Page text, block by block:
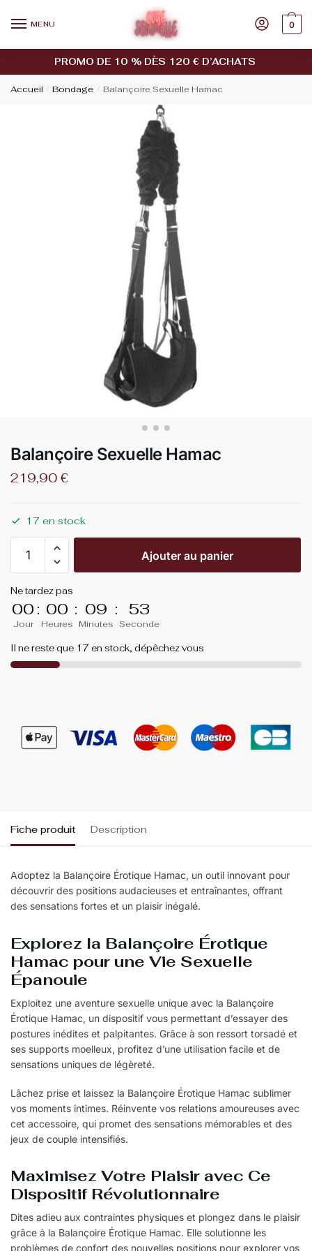
MENU 0
PROMO DE 10 % DÈS 120 € D’ACHATS
Accueil / Bondage / Balançoire Sexuelle Hamac
Balançoire Sexuelle Hamac
219,90 €
17 en stock
Ajouter au panier
Ne tardez pas
00
Jour
: 00
Heures
: 09
Minutes
: 53
Seconde
Il ne reste que 17 en stock, dépêchez vous
Fiche produit Description
Adoptez la Balançoire Érotique Hamac, un outil innovant pour
découvrir des positions audacieuses et entraînantes, offrant
des sensations fortes et un plaisir inégalé.
Explorez la Balançoire Érotique
Hamac pour une Vie Sexuelle
Épanouie
Exploitez une aventure sexuelle unique avec la Balançoire
Érotique Hamac, un dispositif vous permettant d’essayer des
postures inédites et palpitantes. Grâce à son ressort torsadé et
ses supports moelleux, profitez d’une utilisation facile et de
sensations uniques de légèreté.
Lâchez prise et laissez la Balançoire Érotique Hamac sublimer
vos moments intimes. Réinvente vos relations amoureuses avec
cet accessoire, qui promet des sensations mémorables et des
jeux de couple intensifiés.
Maximisez Votre Plaisir avec Ce
Dispositif Révolutionnaire
Dites adieu aux contraintes physiques et plongez dans le plaisir
grâce à la Balançoire Érotique Hamac. Elle solutionne les
problèmes de confort des nouvelles positions pour explorer vos